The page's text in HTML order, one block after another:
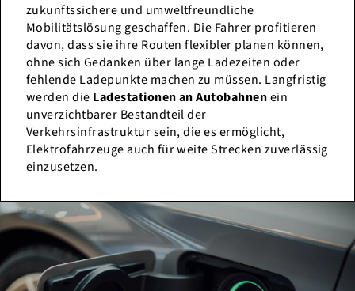
zukunftssichere und umweltfreundliche
Mobilitätslösung geschaffen. Die Fahrer profitieren
davon, dass sie ihre Routen flexibler planen können,
ohne sich Gedanken über lange Ladezeiten oder
fehlende Ladepunkte machen zu müssen. Langfristig
werden die Ladestationen an Autobahnenein
unverzichtbarer Bestandteil der
Verkehrsinfrastruktur sein, die es ermöglicht,
Elektrofahrzeuge auch für weite Strecken zuverlässig
einzusetzen.